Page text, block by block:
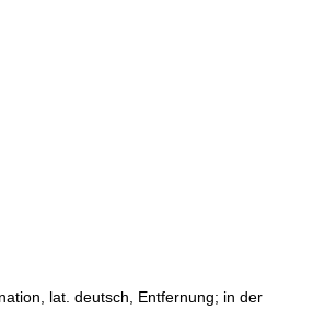
lat. deutsch, Entfernung; in der